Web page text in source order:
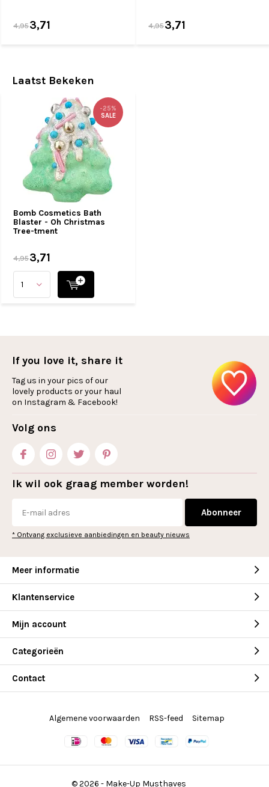
4,953,71 4,953,71
Laatst Bekeken
Bomb Cosmetics Bath
Blaster - Oh Christmas
Tree-tment
-25%
SALE
4,953,71
If you love it, share it
Tag us in your pics of our
lovely products or your haul
on Instagram & Facebook!
Volg ons
Ik wil ook graag member worden!
Abonneer
* Ontvang exclusieve aanbiedingen en beauty nieuws
Meer informatie
Klantenservice
Mijn account
Categorieën
Contact
© 2026 - Make-Up Musthaves
Algemene voorwaarden RSS-feed Sitemap